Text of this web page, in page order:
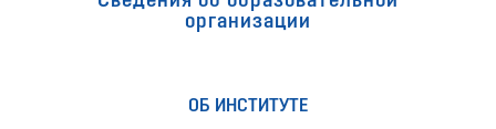
организации
ОБ ИНСТИТУТЕ